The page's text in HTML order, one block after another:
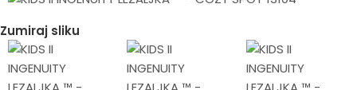
Zumiraj sliku